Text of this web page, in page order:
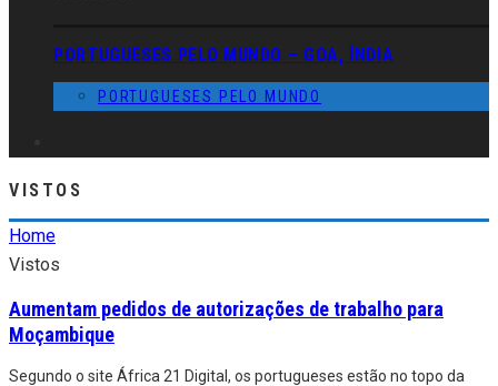
PORTUGUESES PELO MUNDO – GOA, ÍNDIA
PORTUGUESES PELO MUNDO
VISTOS
Home
Vistos
Aumentam pedidos de autorizações de trabalho para
Moçambique
Segundo o site África 21 Digital, os portugueses estão no topo da